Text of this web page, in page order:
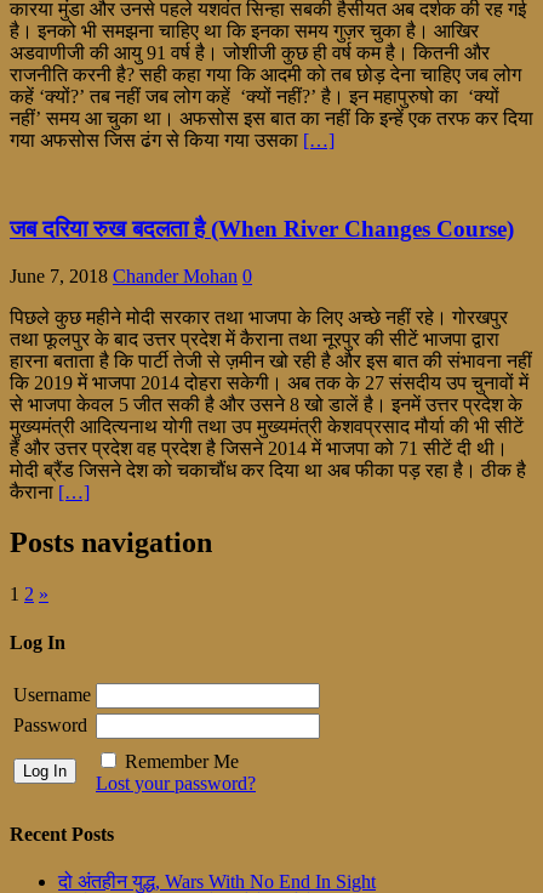
कारया मुंडा और उनसे पहले यशवंत सिन्हा सबकी हैसीयत अब दर्शक की रह गई
है। इनको भी समझना चाहिए था कि इनका समय गुज़र चुका है। आखिर
अडवाणीजी की आयु 91 वर्ष है। जोशीजी कुछ ही वर्ष कम है। कितनी और
राजनीति करनी है? सही कहा गया कि आदमी को तब छोड़ देना चाहिए जब लोग
कहें ‘क्यों?’ तब नहीं जब लोग कहें ‘क्यों नहीं?’ है। इन महापुरुषो का ‘क्यों
नहीं’ समय आ चुका था। अफसोस इस बात का नहीं कि इन्हें एक तरफ कर दिया
गया अफसोस जिस ढंग से किया गया उसका […]
जब दरिया रुख बदलता है (When River Changes Course)
June 7, 2018 Chander Mohan 0
पिछले कुछ महीने मोदी सरकार तथा भाजपा के लिए अच्छे नहीं रहे। गोरखपुर
तथा फूलपुर के बाद उत्तर प्रदेश में कैराना तथा नूरपुर की सीटें भाजपा द्वारा
हारना बताता है कि पार्टी तेजी से ज़मीन खो रही है और इस बात की संभावना नहीं
कि 2019 में भाजपा 2014 दोहरा सकेगी। अब तक के 27 संसदीय उप चुनावों में
से भाजपा केवल 5 जीत सकी है और उसने 8 खो डालें है। इनमें उत्तर प्रदेश के
मुख्यमंत्री आदित्यनाथ योगी तथा उप मुख्यमंत्री केशवप्रसाद मौर्या की भी सीटें
हैं और उत्तर प्रदेश वह प्रदेश है जिसने 2014 में भाजपा को 71 सीटें दी थी।
मोदी ब्रैंड जिसने देश को चकाचौंध कर दिया था अब फीका पड़ रहा है। ठीक है
कैराना […]
Posts navigation
1 2 »
Log In
Username
Password
Remember Me
Lost your password?
Recent Posts
दो अंतहीन युद्ध, Wars With No End In Sight